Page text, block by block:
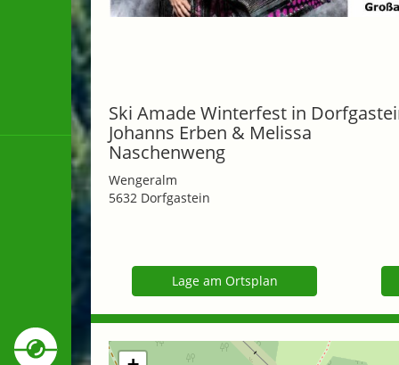
Ski Amade Winterfest in
Johanns Erben & Melissa
Naschenweng
Wengeralm
5632 Dorfgastein
Lage am Ortsplan